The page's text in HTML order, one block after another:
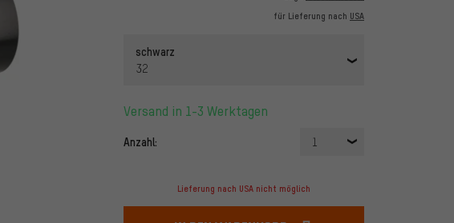
für Lieferung nach USA
schwarz
32
Versand in 1-3 Werktagen
Anzahl: 1
Lieferung nach USA nicht möglich